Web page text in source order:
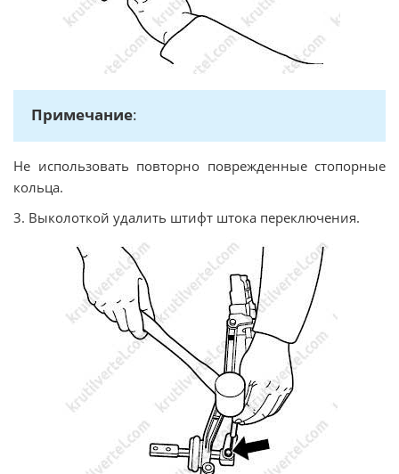
Примечание:
Не использовать повторно поврежденные стопорные
кольца.
3. Выколоткой удалить штифт штока переключения.